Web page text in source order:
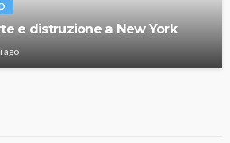
e distruzione a New York
ago